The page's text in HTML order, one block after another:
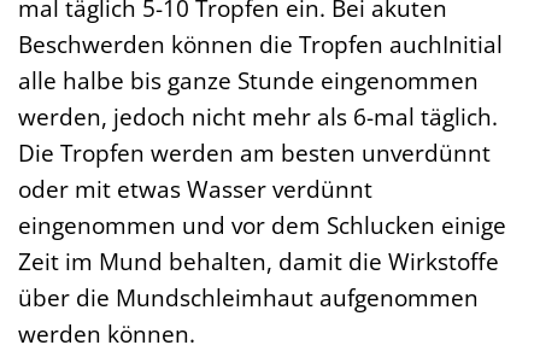
mal täglich 5-10 Tropfen ein. Bei akuten
Beschwerden können die Tropfen auchInitial
alle halbe bis ganze Stunde eingenommen
werden, jedoch nicht mehr als 6-mal täglich.
Die Tropfen werden am besten unverdünnt
oder mit etwas Wasser verdünnt
eingenommen und vor dem Schlucken einige
Zeit im Mund behalten, damit die Wirkstoffe
über die Mundschleimhaut aufgenommen
werden können.